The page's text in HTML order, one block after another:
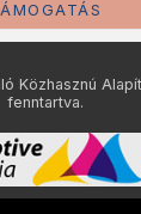
Közhasznú
fenntartva.